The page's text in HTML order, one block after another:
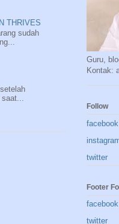
THRIVES
sudah
saat...
Guru,
Kontak:
Follow
facebook
twitter
Footer
facebook
twitter